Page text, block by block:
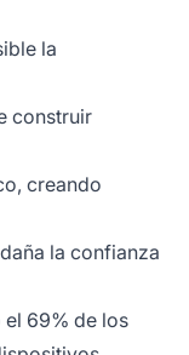
la
construir
creando
la confianza
69% de los